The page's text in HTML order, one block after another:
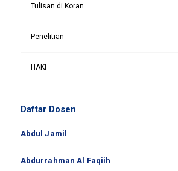
Tulisan di Koran
Penelitian
HAKI
Daftar Dosen
Abdul Jamil
Abdurrahman Al Faqiih